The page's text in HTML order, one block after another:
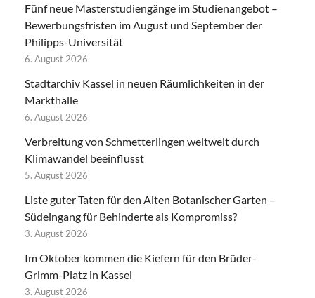
Fünf neue Masterstudiengänge im Studienangebot –
Bewerbungsfristen im August und September der
Philipps-Universität
6. August 2026
Stadtarchiv Kassel in neuen Räumlichkeiten in der
Markthalle
6. August 2026
Verbreitung von Schmetterlingen weltweit durch
Klimawandel beeinflusst
5. August 2026
Liste guter Taten für den Alten Botanischer Garten –
Südeingang für Behinderte als Kompromiss?
3. August 2026
Im Oktober kommen die Kiefern für den Brüder-
Grimm-Platz in Kassel
3. August 2026